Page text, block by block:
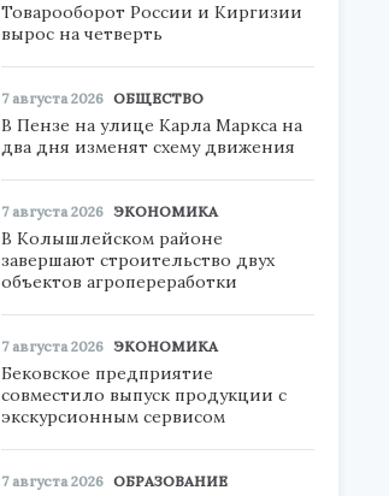
Товарооборот России и Киргизии
вырос на четверть
7 августа 2026 ОБЩЕСТВО
В Пензе на улице Карла Маркса на
два дня изменят схему движения
7 августа 2026 ЭКОНОМИКА
В Колышлейском районе
завершают строительство двух
объектов агропереработки
7 августа 2026 ЭКОНОМИКА
Бековское предприятие
совместило выпуск продукции с
экскурсионным сервисом
7 августа 2026 ОБРАЗОВАНИЕ